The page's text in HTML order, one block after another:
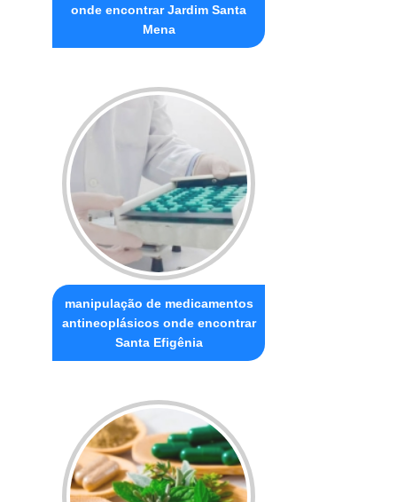
onde encontrar Jardim Santa
Mena
manipulação de medicamentos
antineoplásicos onde encontrar
Santa Efigênia